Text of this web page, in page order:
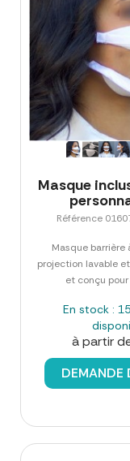
Masque
Référence
Masque
projection lavable
et conçu
En stock :
à partir
DEMANDE